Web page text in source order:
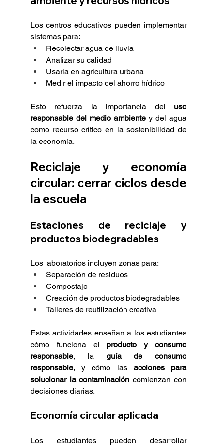
Los centros educativos pueden implementar
sistemas para:
Recolectar agua de lluvia
Analizar su calidad
Usarla en agricultura urbana
Medir el impacto del ahorro hídrico
Esto refuerza la importancia del uso
responsable del medio ambiente y del agua
como recurso crítico en la sostenibilidad de
la economía.
Reciclaje y economía
circular: cerrar ciclos desde
la escuela
Estaciones de reciclaje y
productos biodegradables
Los laboratorios incluyen zonas para:
Separación de residuos
Compostaje
Creación de productos biodegradables
Talleres de reutilización creativa
Estas actividades enseñan a los estudiantes
cómo funciona el producto y consumo
responsable, la guía de consumo
responsable, y cómo las acciones para
solucionar la contaminación comienzan con
decisiones diarias.
Economía circular aplicada
Los estudiantes pueden desarrollar